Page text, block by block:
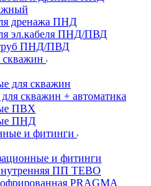
дренажа ПНД
эл.кабеля ПНД/ПВД
ПНД/ПВД
скважин
для скважин
скважин + автоматика
ПВХ
ПНД
и фитинги
и фитинги
ПП TEBO
PRAGMA